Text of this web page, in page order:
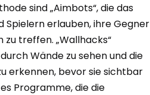
sind „Aimbots“, die das
Spielern erlauben, ihre Gegner
zu treffen. „Wallhacks“
Wände zu sehen und die
erkennen, bevor sie sichtbar
Programme, die die